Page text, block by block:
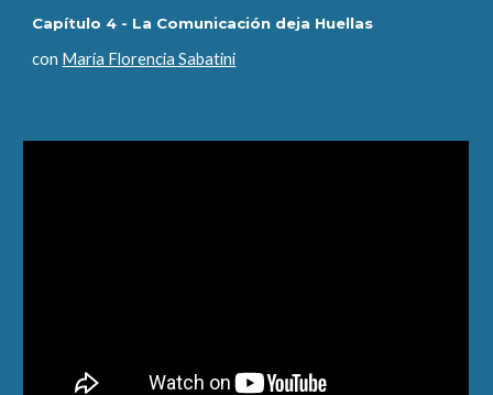
Capítulo 4 - La Comunicación deja Huellas
con María Florencia Sabatini